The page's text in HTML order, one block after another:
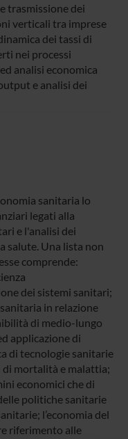
trasmissione dei
verticali tra imprese
dei tassi di
nei processi
analisi economica
e analisi dei
sanitaria lo
legati alla
e l'analisi dei
salute. Una lista non
comprende:
dei sistemi sanitari;
in relazione
di medio-lungo
applicazione di
di tecnologie sanitarie
mortalità e malattia;
economici che di
politiche sanitarie
l’economia del
riferimento alle